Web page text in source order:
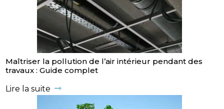
Maîtriser la pollution de l’air intérieur pendant des
travaux : Guide complet
Lire la suite